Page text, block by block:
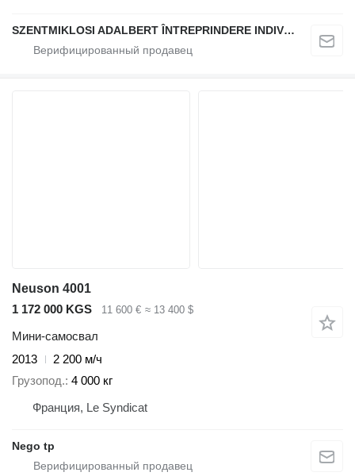
SZENTMIKLOSI ADALBERT ÎNTREPRINDERE INDIVIDUALĂ
Neuson 4001
1 172 000 KGS
11 600 € ≈ 13 400 $
Мини-самосвал
2013
2 200 м/ч
Грузопод. 4 000 кг
Франция, Le Syndicat
Nego tp